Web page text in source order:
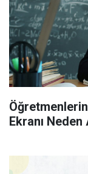
Ekranı Neden